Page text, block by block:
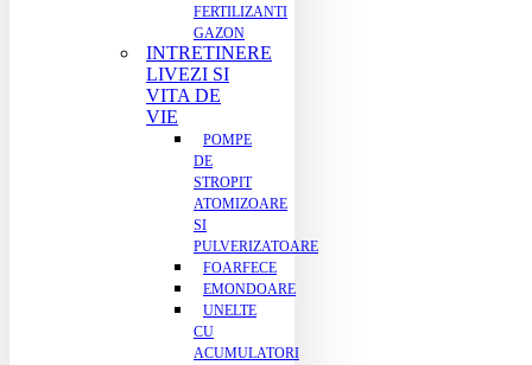
FERTILIZANTI
GAZON
INTRETINERE
LIVEZI SI
VITA DE
VIE
POMPE
DE
STROPIT
ATOMIZOARE
SI
PULVERIZATOARE
FOARFECE
EMONDOARE
UNELTE
CU
ACUMULATORI